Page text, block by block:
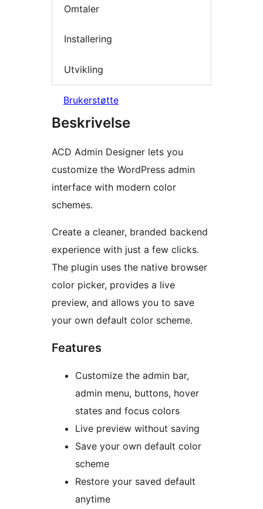
Omtaler
Installering
Utvikling
Brukerstøtte
Beskrivelse
ACD Admin Designer lets you
customize the WordPress admin
interface with modern color
schemes.
Create a cleaner, branded backend
experience with just a few clicks.
The plugin uses the native browser
color picker, provides a live
preview, and allows you to save
your own default color scheme.
Features
Customize the admin bar,
admin menu, buttons, hover
states and focus colors
Live preview without saving
Save your own default color
scheme
Restore your saved default
anytime